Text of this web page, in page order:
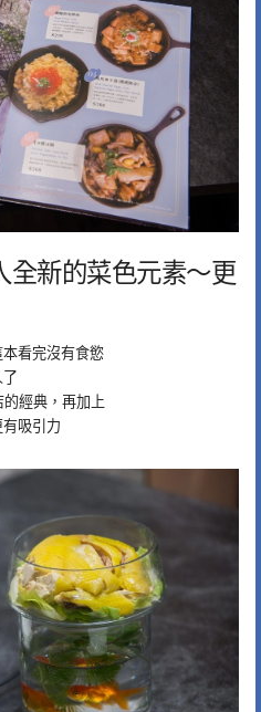
全新的菜色元素～更
看完沒有食慾
經典，再加上
吸引力